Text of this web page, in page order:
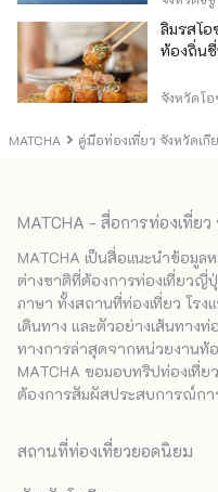
MATCHA คู่มือท่องเที่ยว จังหวัดเกี
ลิ้มรสโ
ท้องถิ่น
จังหวัดโอ
MATCHA - สื่อการท่องเที่
MATCHA เป็นสื่อแนะนำข้อมู
ต่างชาติที่ต้องการท่องเที่ยวญี่
ภาษา ทั้งสถานที่ท่องเที่ยว โร
เดินทาง และตัวอย่างเส้นทาง
ทางการล่าสุดจากหน่วยงาน
MATCHA ขอมอบทริปท่องเที่
ต้องการสัมผัสประสบการณ์ก
สถานที่ท่องเที่ยวยอดนิยม